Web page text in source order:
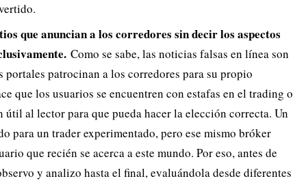
que anuncian a los corredores sin decir los aspectos
Como se sabe, las noticias falsas en línea son
portales patrocinan a los corredores para su propio
que los usuarios se encuentren con estafas en el trading o
útil al lector para que pueda hacer la elección correcta. Un
para un trader experimentado, pero ese mismo bróker
que recién se acerca a este mundo. Por eso, antes de
y analizo hasta el final, evaluándola desde diferentes